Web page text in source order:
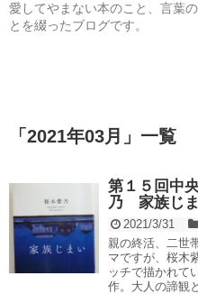
愛してやまない本のこと、言葉
とを綴ったブログです。
「 2021年03月 」 一覧
第１５回中
乃 家族じ
2021/3/31
親の終活、二世
マですが、桜木
ッチで描かれて
作。大人の諦観